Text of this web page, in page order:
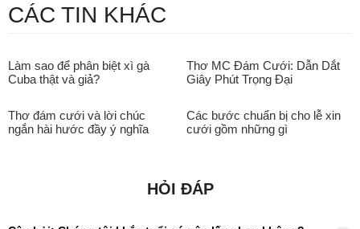
CÁC TIN KHÁC
Làm sao để phân biệt xì gà
Cuba thật và giả?
Thơ MC Đám Cưới: Dẫn Dắt
Giây Phút Trọng Đại
Thơ đám cưới và lời chúc
ngắn hài hước đầy ý nghĩa
Các bước chuẩn bị cho lễ xin
cưới gồm những gì
HỎI ĐÁP